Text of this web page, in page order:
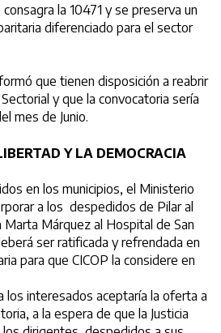
la 10471 y se preserva un
diferenciado para el sector
que tienen disposición a reabrir
y que la convocatoria sería
mes de Junio.
Y LA DEMOCRACIA
en los municipios, el Ministerio
a los despedidos de Pilar al
Márquez al Hospital de San
ser ratificada y refrendada en
para que CICOP la considere en
los interesados aceptaría la oferta a
a la espera de que la Justicia